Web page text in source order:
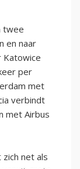
twee
en naar
Katowice
per
met
verbindt
met Airbus
net als